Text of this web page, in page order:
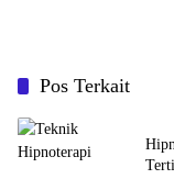
Pos Terkait